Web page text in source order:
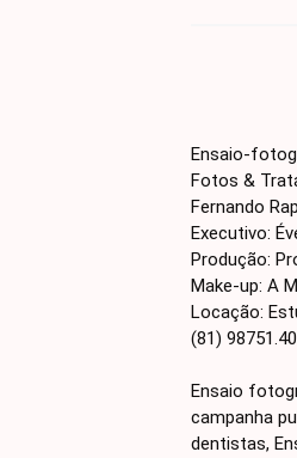
Ensaio-
Fotos &
Fernando
Executivo:
Produção:
Make-up: A
Locação:
(81)
Ensaio
campanha
dentistas,